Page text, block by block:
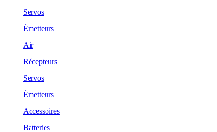
Servos
Émetteurs
Air
Récepteurs
Servos
Émetteurs
Accessoires
Batteries